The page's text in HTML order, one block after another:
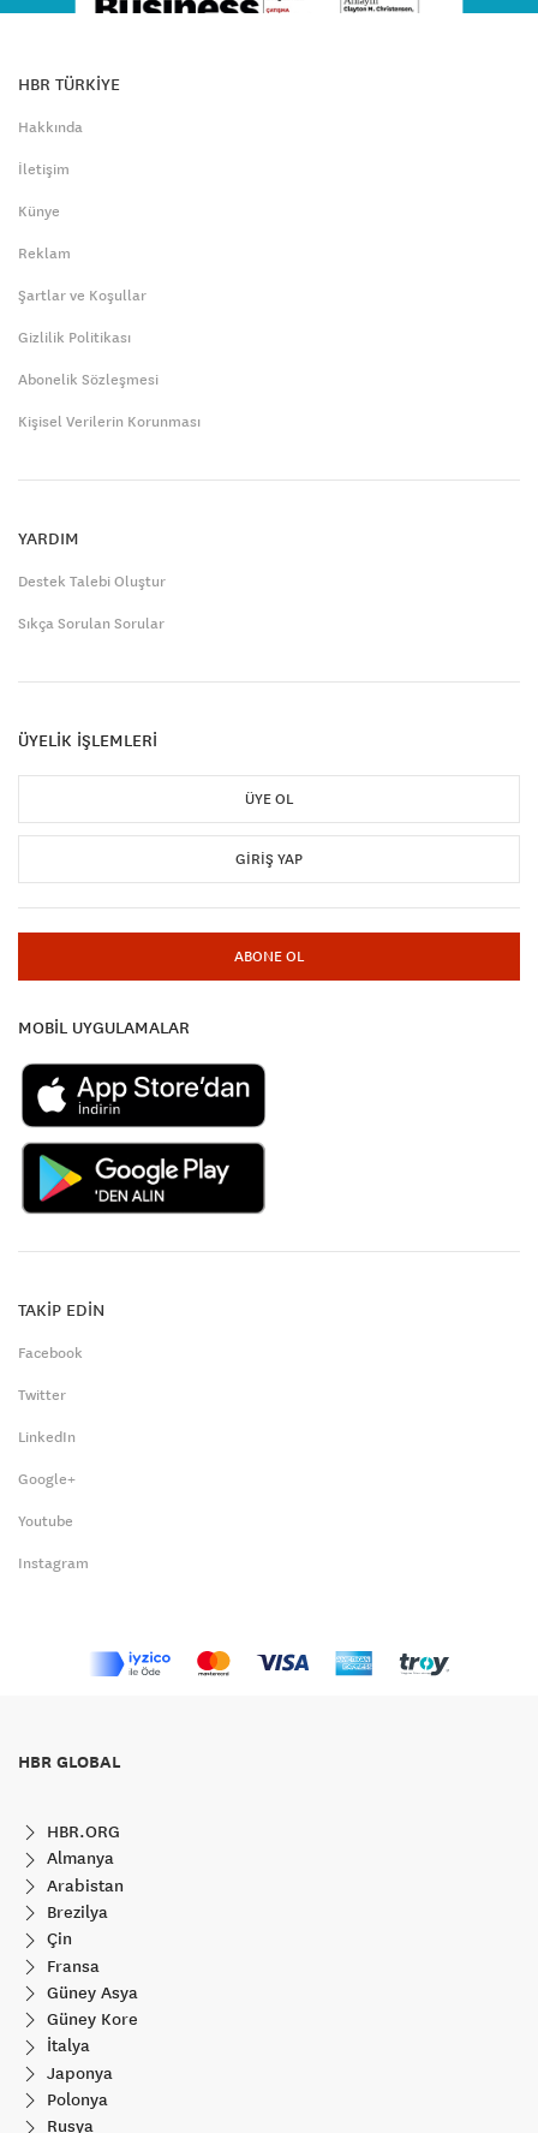
HBR TÜRKİYE
Hakkında
İletişim
Künye
Reklam
Şartlar ve Koşullar
Gizlilik Politikası
Abonelik Sözleşmesi
Kişisel Verilerin Korunması
YARDIM
Destek Talebi Oluştur
Sıkça Sorulan Sorular
ÜYELİK İŞLEMLERİ
ÜYE OL
GIRIŞ YAP
ABONE OL
MOBİL UYGULAMALAR
TAKİP EDİN
Facebook
Twitter
LinkedIn
Google+
Youtube
Instagram
HBR GLOBAL
HBR.ORG
Almanya
Arabistan
Brezilya
Çin
Fransa
Güney Asya
Güney Kore
İtalya
Japonya
Polonya
Rusya